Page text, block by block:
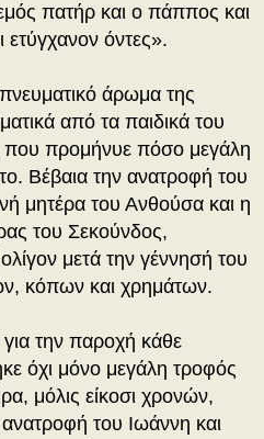
πατήρ και ο πάππος και
όντες».
άρωμα της
από τα παιδικά του
που προμήνυε πόσο μεγάλη
Βέβαια την ανατροφή του
μητέρα του Ανθούσα και η
του Σεκούνδος,
μετά την γέννησή του
κόπων και χρημάτων.
την παροχή κάθε
όχι μόνο μεγάλη τροφός
μόλις είκοσι χρονών,
του Ιωάννη και